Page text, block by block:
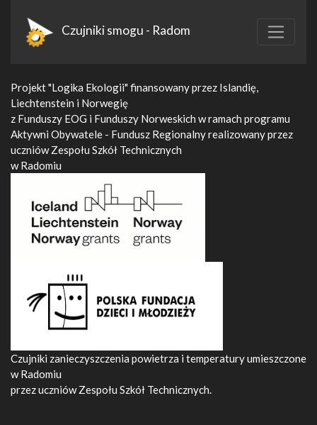
Czujniki smogu - Radom
Projekt "Logika Ekologii" finansowany przez Islandię,
Liechtenstein i Norwegię
z Funduszy EOG i Funduszy Norweskich w ramach programu
Aktywni Obywatele - Fundusz Regionalny realizowany przez
uczniów Zespołu Szkół Technicznych
w Radomiu
Czujniki zanieczyszczenia powietrza i temperatury umieszczone
w Radomiu
przez uczniów Zespołu Szkół Technicznych.